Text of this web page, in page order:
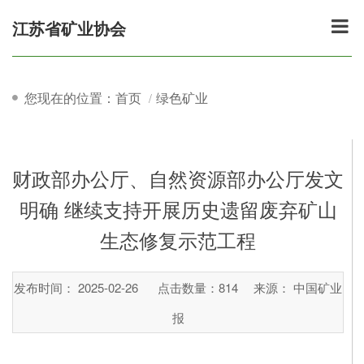
江苏省矿业协会
您现在的位置：首页 绿色矿业
财政部办公厅、自然资源部办公厅发文
明确 继续支持开展历史遗留废弃矿山
生态修复示范工程
发布时间： 2025-02-26 点击数量： 814
来源： 中国矿业
报